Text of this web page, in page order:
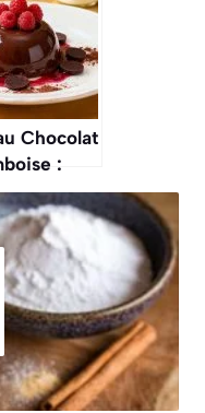
Chocolat
: